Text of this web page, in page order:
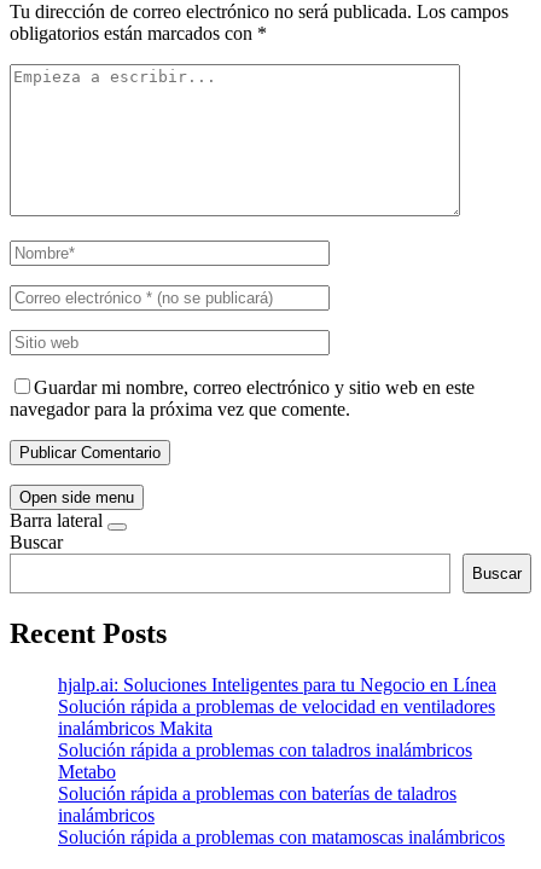
Tu dirección de correo electrónico no será publicada. Los campos
obligatorios están marcados con *
Guardar mi nombre, correo electrónico y sitio web en este
navegador para la próxima vez que comente.
Open side menu
Barra lateral
Buscar
Buscar
Recent Posts
hjalp.ai: Soluciones Inteligentes para tu Negocio en Línea
Solución rápida a problemas de velocidad en ventiladores
inalámbricos Makita
Solución rápida a problemas con taladros inalámbricos
Metabo
Solución rápida a problemas con baterías de taladros
inalámbricos
Solución rápida a problemas con matamoscas inalámbricos